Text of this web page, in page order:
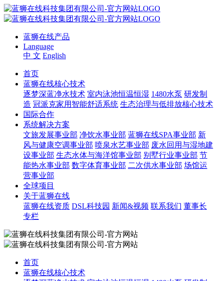
蓝狮在线产品
Language
中 文 English
首页
蓝狮在线核心技术
逐梦深蓝净水技术 室内泳池恒温恒湿 1480水泵 研发制
造 冠派克家用智能舒适系统 生态治理与低排放核心技术
国际合作
系统解决方案
文旅发展事业部 净饮水事业部 蓝狮在线SPA事业部 新
风与健康空调事业部 喷泉水艺事业部 废水回用与湿地建
设事业部 生态水体与海洋馆事业部 别墅行业事业部 节
能热水事业部 数字体育事业部 二次供水事业部 场馆运
营事业部
全球项目
关于蓝狮在线
蓝狮在线资质 DSL科技园 新闻&视频 联系我们 董事长
专栏
首页
蓝狮在线核心技术